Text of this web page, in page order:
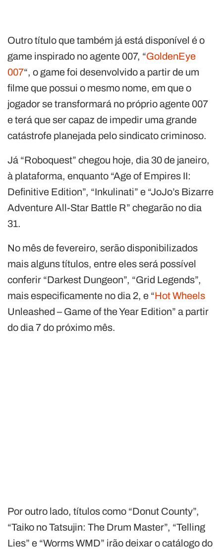
Outro título que também já está disponível é o
game inspirado no agente 007, “GoldenEye
007“, o game foi desenvolvido a partir de um
filme que possui o mesmo nome, em que o
jogador se transformará no próprio agente 007
e terá que ser capaz de impedir uma grande
catástrofe planejada pelo sindicato criminoso.
Já “Roboquest” chegou hoje, dia 30 de janeiro,
à plataforma, enquanto “Age of Empires II:
Definitive Edition”, “Inkulinati” e “JoJo’s Bizarre
Adventure All-Star Battle R” chegarão no dia
31.
No mês de fevereiro, serão disponibilizados
mais alguns títulos, entre eles será possível
conferir “Darkest Dungeon”, “Grid Legends”,
mais especificamente no dia 2, e “Hot Wheels
Unleashed – Game of the Year Edition” a partir
do dia 7 do próximo mês.
Por outro lado, títulos como “Donut County”,
“Taiko no Tatsujin: The Drum Master”, “Telling
Lies” e “Worms WMD” irão deixar o catálogo do